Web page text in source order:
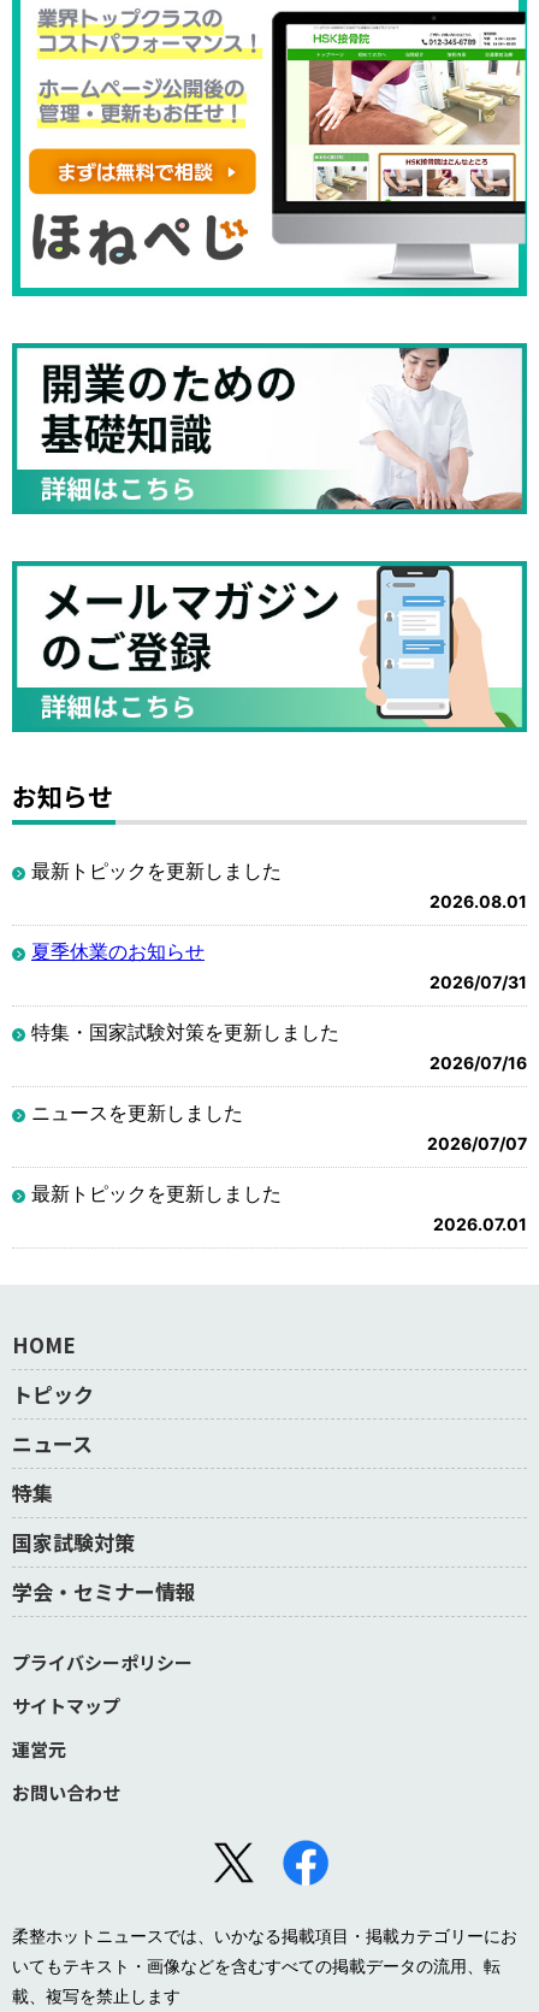
お知らせ
最新トピックを更新しました
2026.08.01
夏季休業のお知らせ
2026/07/31
特集・国家試験対策を更新しました
2026/07/16
ニュースを更新しました
2026/07/07
最新トピックを更新しました
2026.07.01
HOME
トピック
ニュース
特集
国家試験対策
学会・セミナー情報
プライバシーポリシー
サイトマップ
運営元
お問い合わせ
柔整ホットニュースでは、いかなる掲載項目・掲載カテゴリーにお
いてもテキスト・画像などを含むすべての掲載データの流用、転
載、複写を禁止します